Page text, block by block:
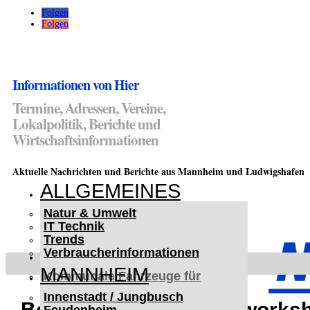
Folgen
Folgen
Informationen von Hier
Termine, Adressen, Vereine,
Lokalpolitik, Berichte und
Wirtschaftsinformationen
Aktuelle Nachrichten und Berichte aus Mannheim und Ludwigshafen
ALLGEMEINES
Natur & Umwelt
IT Technik
Trends
Verbraucherinformationen
MANNHEIM
Innenstadt / Jungbusch
< UKRAINE >
Kommunale Fahrzeuge für
Czernowitz
Nutzfahrzeuge für Czernowitz